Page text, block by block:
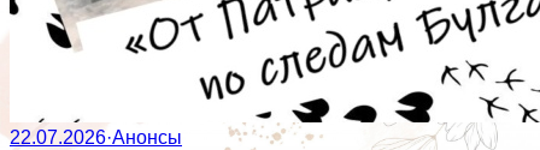
22.07.2026·Анонсы